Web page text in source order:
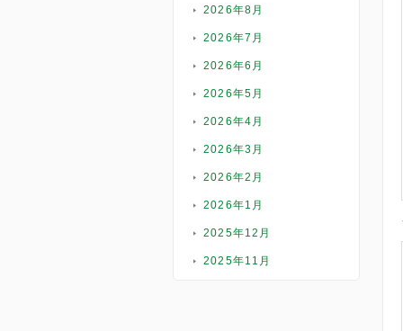
2026年8月
2026年7月
2026年6月
2026年5月
2026年4月
2026年3月
2026年2月
2026年1月
2025年12月
2025年11月